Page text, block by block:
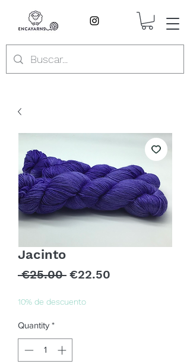
Jacinto
€25.00 Regular
€22.50
10% de descuento
Quantity *